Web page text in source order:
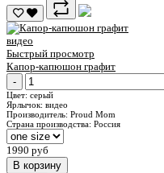
видео
Быстрый просмотр
Капор-капюшон графит
-
Цвет: серый
Ярлычок: видео
Производитель: Proud Mom
Страна производства: Россия
1990 руб
В корзину